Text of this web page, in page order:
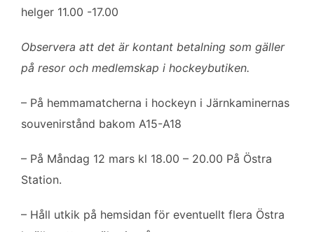
helger 11.00 -17.00
Observera att det är kontant betalning som gäller
på resor och medlemskap i hockeybutiken.
– På hemmamatcherna i hockeyn i Järnkaminernas
souvenirstånd bakom A15-A18
– På Måndag 12 mars kl 18.00 – 20.00 På Östra
Station.
– Håll utkik på hemsidan för eventuellt flera Östra